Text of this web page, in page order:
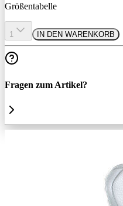
Größentabelle
1 IN DEN WARENKORB
Fragen zum Artikel?